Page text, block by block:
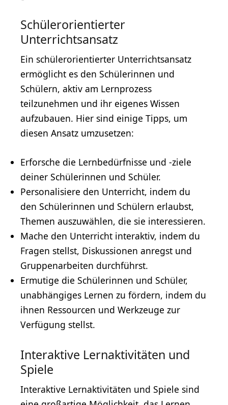
Schülerorientierter
Unterrichtsansatz
Ein schülerorientierter Unterrichtsansatz
ermöglicht es den Schülerinnen und
Schülern, aktiv am Lernprozess
teilzunehmen und ihr eigenes Wissen
aufzubauen. Hier sind einige Tipps, um
diesen Ansatz umzusetzen:
Erforsche die Lernbedürfnisse und -ziele
deiner Schülerinnen und Schüler.
Personalisiere den Unterricht, indem du
den Schülerinnen und Schülern erlaubst,
Themen auszuwählen, die sie interessieren.
Mache den Unterricht interaktiv, indem du
Fragen stellst, Diskussionen anregst und
Gruppenarbeiten durchführst.
Ermutige die Schülerinnen und Schüler,
unabhängiges Lernen zu fördern, indem du
ihnen Ressourcen und Werkzeuge zur
Verfügung stellst.
Interaktive Lernaktivitäten und
Spiele
Interaktive Lernaktivitäten und Spiele sind